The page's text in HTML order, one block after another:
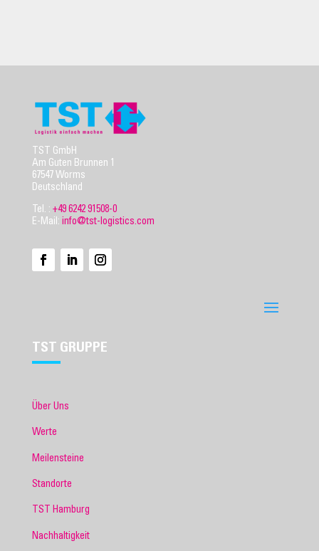
TST GmbH
Am Guten Brunnen 1
67547 Worms
Deutschland
Tel. : +49 6242 91508-0
E-Mail: info@tst-logistics.com
TST GRUPPE
Über Uns
Werte
Meilensteine
Standorte
TST Hamburg
Nachhaltigkeit